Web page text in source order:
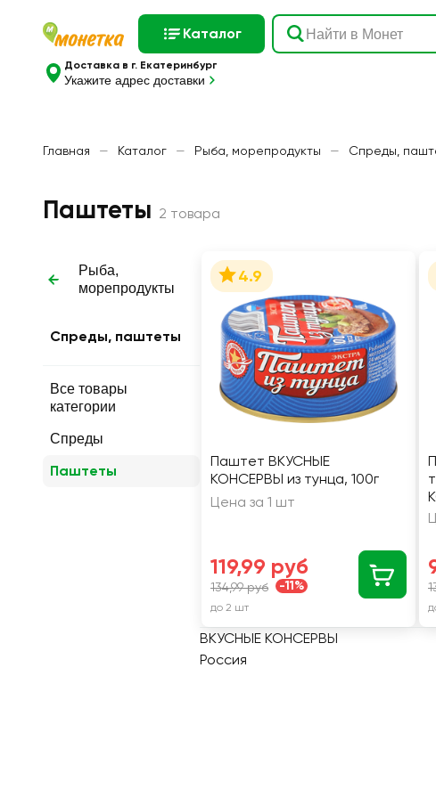
Каталог
Доставка в г. Екатеринбург
Укажите адрес доставки
Главная — Каталог — Рыба, морепродукты — Спреды,
Паштеты 2 товара
Рыба,
морепродукты
Спреды, паштеты
Все товары
категории
Спреды
Паштеты
4.9
Паштет ВКУСНЫЕ
КОНСЕРВЫ из тунца, 100г
Цена за 1 шт
119,99 руб
134,99 руб -11%
до 2 шт
ВКУСНЫЕ КОНСЕРВЫ
Россия